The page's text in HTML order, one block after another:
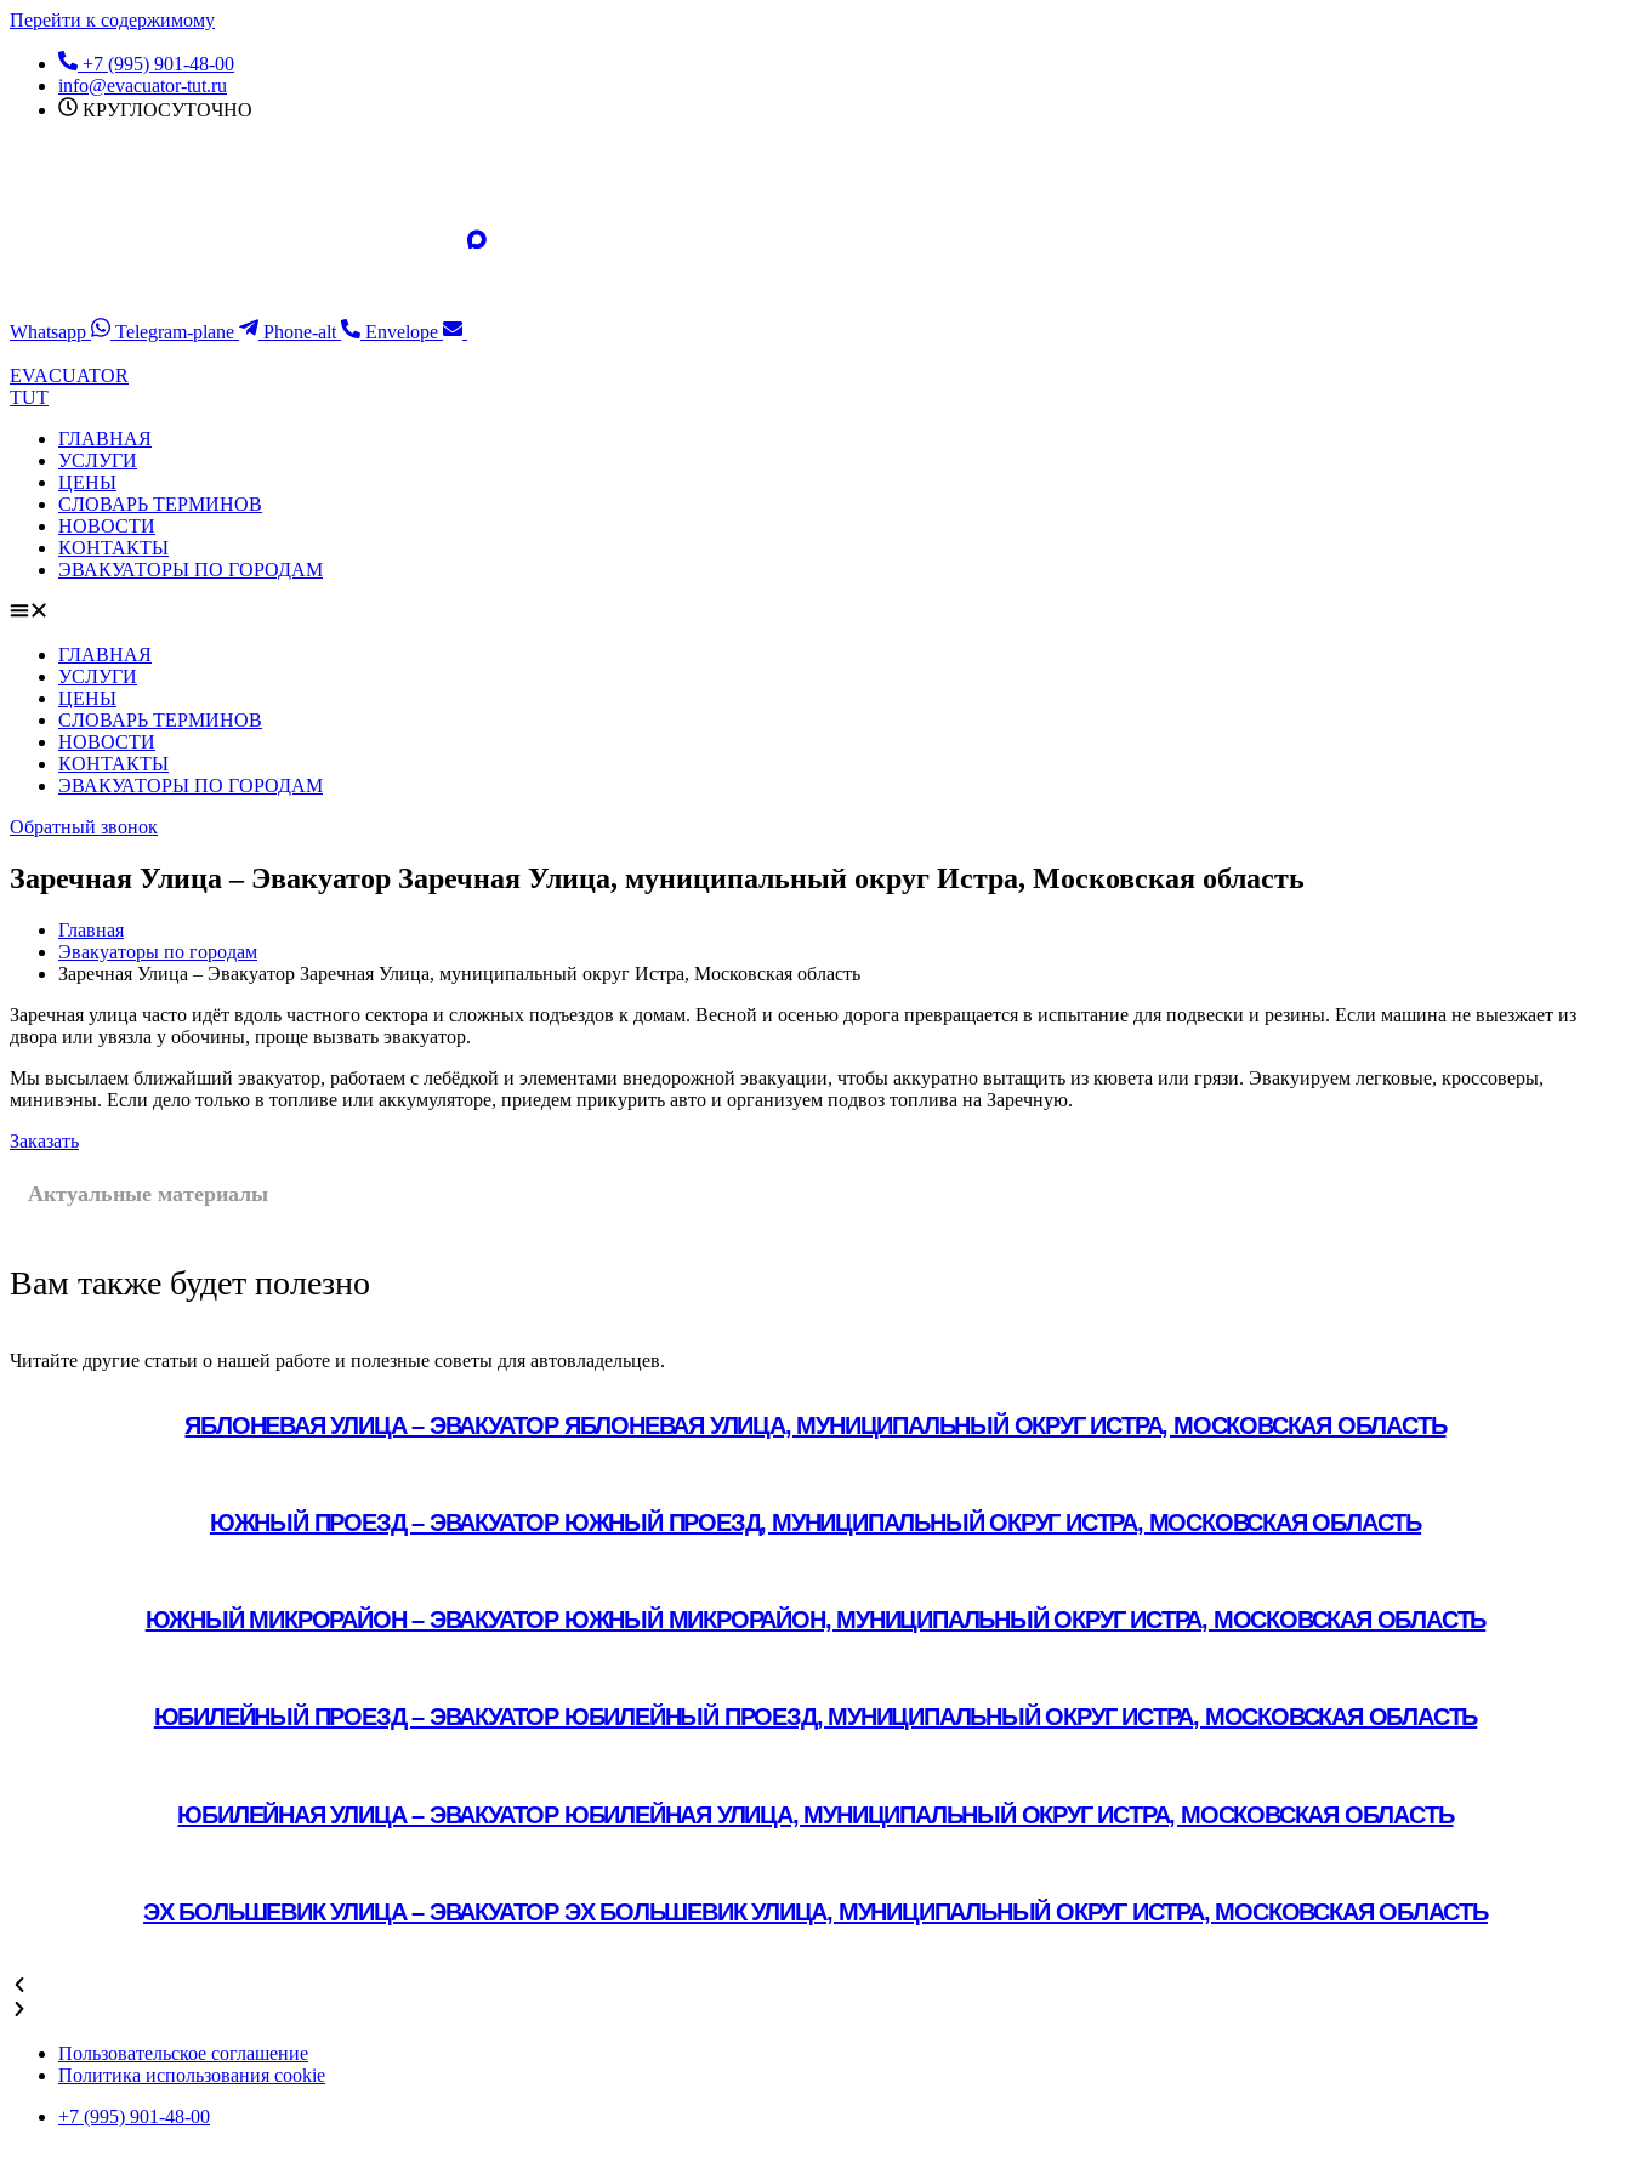
Перейти к содержимому
+7 (995) 901-48-00
info@evacuator-tut.ru
КРУГЛОСУТОЧНО
Whatsapp Telegram-plane Phone-alt Envelope
EVACUATOR
TUT
ГЛАВНАЯ
УСЛУГИ
ЦЕНЫ
СЛОВАРЬ ТЕРМИНОВ
НОВОСТИ
КОНТАКТЫ
ЭВАКУАТОРЫ ПО ГОРОДАМ
ГЛАВНАЯ
УСЛУГИ
ЦЕНЫ
СЛОВАРЬ ТЕРМИНОВ
НОВОСТИ
КОНТАКТЫ
ЭВАКУАТОРЫ ПО ГОРОДАМ
Обратный звонок
Заречная Улица – Эвакуатор Заречная Улица, муниципальный округ Истра, Московская область
Главная
Эвакуаторы по городам
Заречная Улица – Эвакуатор Заречная Улица, муниципальный округ Истра, Московская область
Заречная улица часто идёт вдоль частного сектора и сложных подъездов к домам. Весной и осенью дорога превращается в испытание для подвески и резины. Если машина не выезжает из
двора или увязла у обочины, проще вызвать эвакуатор.
Мы высылаем ближайший эвакуатор, работаем с лебёдкой и элементами внедорожной эвакуации, чтобы аккуратно вытащить из кювета или грязи. Эвакуируем легковые, кроссоверы,
минивэны. Если дело только в топливе или аккумуляторе, приедем прикурить авто и организуем подвоз топлива на Заречную.
Заказать
Актуальные материалы
Вам также будет полезно
Читайте другие статьи о нашей работе и полезные советы для автовладельцев.
ЯБЛОНЕВАЯ УЛИЦА – ЭВАКУАТОР ЯБЛОНЕВАЯ УЛИЦА, МУНИЦИПАЛЬНЫЙ ОКРУГ ИСТРА, МОСКОВСКАЯ ОБЛАСТЬ
ЮЖНЫЙ ПРОЕЗД – ЭВАКУАТОР ЮЖНЫЙ ПРОЕЗД, МУНИЦИПАЛЬНЫЙ ОКРУГ ИСТРА, МОСКОВСКАЯ ОБЛАСТЬ
ЮЖНЫЙ МИКРОРАЙОН – ЭВАКУАТОР ЮЖНЫЙ МИКРОРАЙОН, МУНИЦИПАЛЬНЫЙ ОКРУГ ИСТРА, МОСКОВСКАЯ ОБЛАСТЬ
ЮБИЛЕЙНЫЙ ПРОЕЗД – ЭВАКУАТОР ЮБИЛЕЙНЫЙ ПРОЕЗД, МУНИЦИПАЛЬНЫЙ ОКРУГ ИСТРА, МОСКОВСКАЯ ОБЛАСТЬ
ЮБИЛЕЙНАЯ УЛИЦА – ЭВАКУАТОР ЮБИЛЕЙНАЯ УЛИЦА, МУНИЦИПАЛЬНЫЙ ОКРУГ ИСТРА, МОСКОВСКАЯ ОБЛАСТЬ
ЭХ БОЛЬШЕВИК УЛИЦА – ЭВАКУАТОР ЭХ БОЛЬШЕВИК УЛИЦА, МУНИЦИПАЛЬНЫЙ ОКРУГ ИСТРА, МОСКОВСКАЯ ОБЛАСТЬ
Пользовательское соглашение
Политика использования cookie
+7 (995) 901-48-00